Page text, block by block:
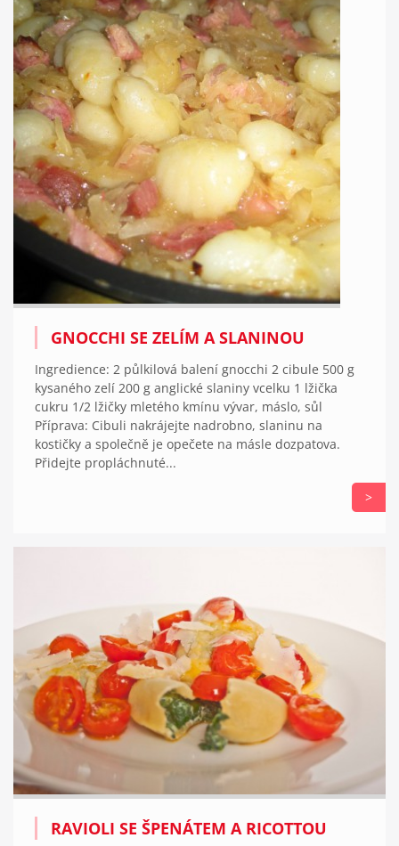
GNOCCHI SE ZELÍM A SLANINOU
Ingredience: 2 půlkilová balení gnocchi 2 cibule 500 g
kysaného zelí 200 g anglické slaniny vcelku 1 lžička
cukru 1/2 lžičky mletého kmínu vývar, máslo, sůl
Příprava: Cibuli nakrájejte nadrobno, slaninu na
kostičky a společně je opečete na másle dozpatova.
Přidejte propláchnuté...
>
RAVIOLI SE ŠPENÁTEM A RICOTTOU